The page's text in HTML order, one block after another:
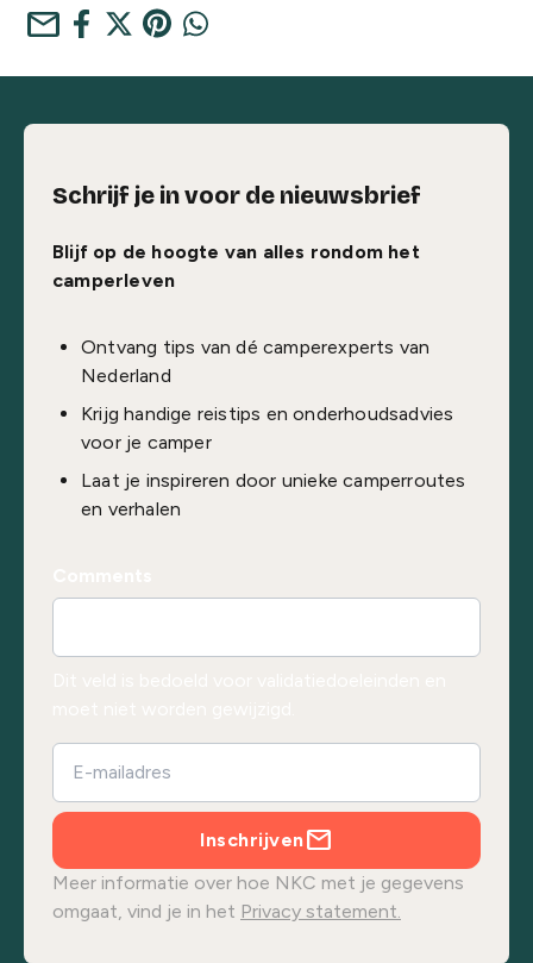
mail
Schrijf je in voor de nieuwsbrief
Blijf op de hoogte van alles rondom het
camperleven
Ontvang tips van dé camperexperts van
Nederland
Krijg handige reistips en onderhoudsadvies
voor je camper
Laat je inspireren door unieke camperroutes
en verhalen
Inschrijven
Meer informatie over hoe NKC met je gegevens
omgaat, vind je in het Privacy statement.